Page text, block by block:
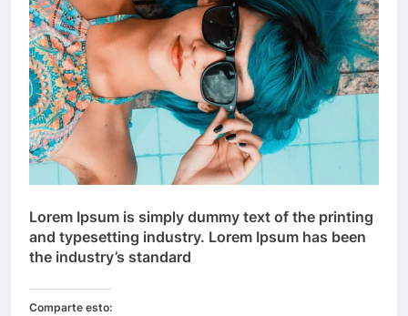
Lorem Ipsum is simply dummy text of the printing
and typesetting industry. Lorem Ipsum has been
the industry’s standard
Comparte esto: